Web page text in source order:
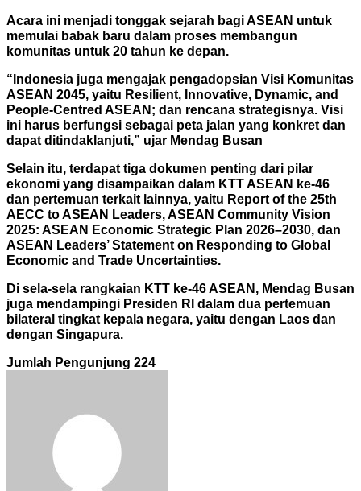
Acara ini menjadi tonggak sejarah bagi ASEAN untuk
memulai babak baru dalam proses membangun
komunitas untuk 20 tahun ke depan.
“Indonesia juga mengajak pengadopsian Visi Komunitas
ASEAN 2045, yaitu Resilient, Innovative, Dynamic, and
People-Centred ASEAN; dan rencana strategisnya. Visi
ini harus berfungsi sebagai peta jalan yang konkret dan
dapat ditindaklanjuti,” ujar Mendag Busan
Selain itu, terdapat tiga dokumen penting dari pilar
ekonomi yang disampaikan dalam KTT ASEAN ke-46
dan pertemuan terkait lainnya, yaitu Report of the 25th
AECC to ASEAN Leaders, ASEAN Community Vision
2025: ASEAN Economic Strategic Plan 2026–2030, dan
ASEAN Leaders’ Statement on Responding to Global
Economic and Trade Uncertainties.
Di sela-sela rangkaian KTT ke-46 ASEAN, Mendag Busan
juga mendampingi Presiden RI dalam dua pertemuan
bilateral tingkat kepala negara, yaitu dengan Laos dan
dengan Singapura.
Jumlah Pengunjung 224